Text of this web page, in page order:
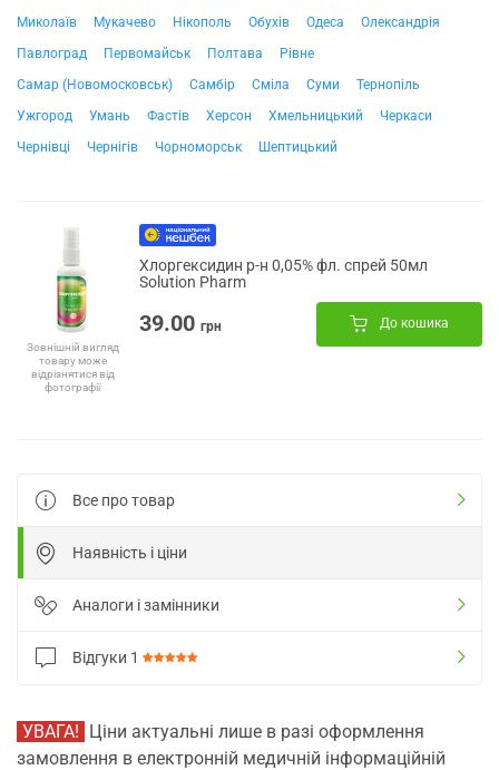
Миколаїв
Мукачево Нікополь Обухів Одеса
Олександрія
Павлоград
Первомайськ Полтава
Рівне
Самар (Новомосковськ)
Самбір Сміла Суми
Тернопіль
Ужгород
Умань Фастів Херсон Хмельницький
Черкаси
Чернівці
Чернігів Чорноморськ Шептицький
Зовнішній вигляд
товару може
відрізнятися від
фотографії
Хлоргексидин р-н 0,05% фл. спрей 50мл
Solution Pharm
39.00 грн До кошика
Все про товар
Наявність і ціни
Аналоги і замінники
Відгуки 1
УВАГА! Ціни актуальні лише в разі оформлення
замовлення в електронній медичній інформаційній